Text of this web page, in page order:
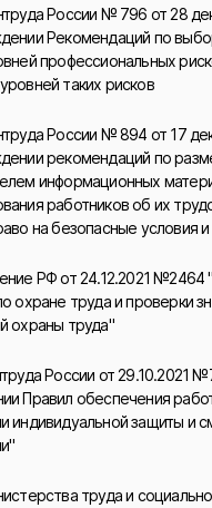
России № 796 от 28
Рекомендаций по
профессиональных
таких рисков
России № 894 от 17
рекомендаций по
информационных
работников об их
на безопасные условия
РФ от 24.12.2021 №2464
охране труда и проверки
охраны труда"
России от 29.10.2021
Правил обеспечения
индивидуальной защиты и
труда и